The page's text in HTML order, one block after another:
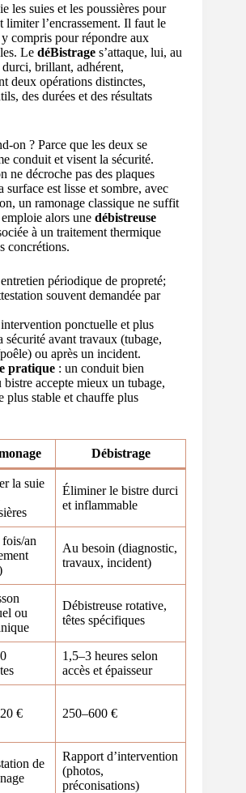
les suies et les poussières pour
limiter l’encrassement. Il faut le
compris pour répondre aux
Le déBistrage s’attaque, lui, au
brillant, adhérent,
deux opérations distinctes,
des durées et des résultats
on ? Parce que les deux se
conduit et visent la sécurité.
ne décroche pas des plaques
est lisse et sombre, avec
un ramonage classique ne suffit
alors une débistreuse
à un traitement thermique
concrétions.
périodique de propreté;
souvent demandée par
ponctuelle et plus
sécurité avant travaux (tubage,
ou après un incident.
pratique : un conduit bien
bistre accepte mieux un tubage,
plus stable et chauffe plus
Débistrage
la suie
Éliminer le bistre durci
et inflammable
fois/an
Au besoin (diagnostic,
travaux, incident)
ou
Débistreuse rotative,
têtes spécifiques
1,5–3 heures selon
accès et épaisseur
€ 250–600 €
de
Rapport d’intervention
(photos,
préconisations)